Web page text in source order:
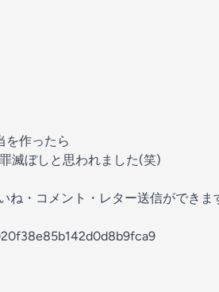
を作ったら
滅ぼしと思われました(笑)
ね・コメント・レター送信ができま